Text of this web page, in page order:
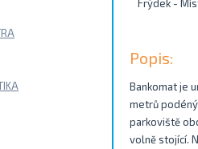
Frýdek -
Popis:
Bankomat je
metrů
parkoviště
volně stojící.